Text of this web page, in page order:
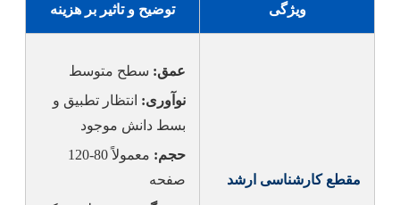
ویژگی توضیح و تاثیر بر هزینه
مقطع کارشناسی ارشد
عمق: سطح متوسط
نوآوری: انتظار تطبیق و
بسط دانش موجود
حجم:
معمولاً 80-120
صفحه